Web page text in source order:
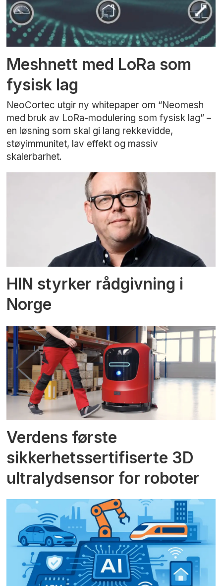
Meshnett med LoRa som
fysisk lag
NeoCortec utgir ny whitepaper om “Neomesh
med bruk av LoRa-modulering som fysisk lag” –
en løsning som skal gi lang rekkevidde,
støyimmunitet, lav effekt og massiv
skalerbarhet.
HIN styrker rådgivning i
Norge
Verdens første
sikkerhetssertifiserte 3D
ultralydsensor for roboter